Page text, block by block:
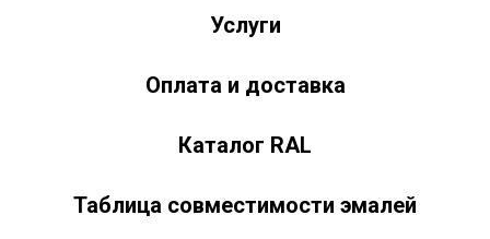
Услуги
Оплата и доставка
Каталог RAL
Таблица совместимости эмалей